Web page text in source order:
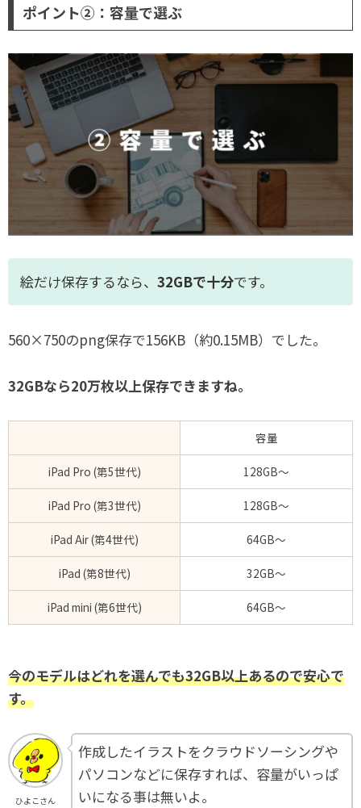
ポイント②：容量で選ぶ
絵だけ保存するなら、 32GBで十分です。
560×750のpng保存で156KB（約0.15MB）でした。
32GBなら20万枚以上保存できますね。
容量
iPad Pro (第5世代) 128GB～
iPad Pro (第3世代) 128GB～
iPad Air (第4世代) 64GB～
iPad (第8世代) 32GB～
iPad mini (第6世代) 64GB～
今のモデルはどれを選んでも32GB以上あるので安心で
す。
ひよこさん
作成したイラストをクラウドソーシングや
パソコンなどに保存すれば、容量がいっぱ
いになる事は無いよ。